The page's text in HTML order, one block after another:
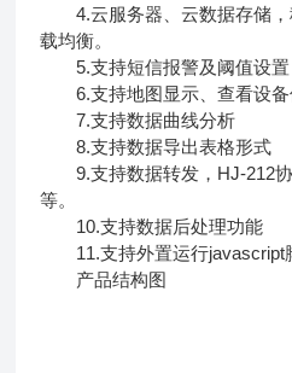
4.云服务器、云数据存储，
载均衡。
5.支持短信报警及阈值设置
6.支持地图显示、查看设备
7.支持数据曲线分析
8.支持数据导出表格形式
9.支持数据转发，HJ-212协
等。
10.支持数据后处理功能
11.支持外置运行javascript
产品结构图